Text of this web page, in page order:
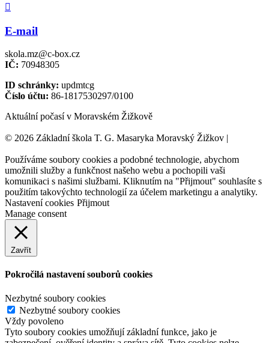

E-mail
skola.mz@c-box.cz
IČ: 70948305
ID schránky: updmtcg
Číslo účtu: 86-1817530297/0100
Aktuální počasí v Moravském Žižkově
© 2026 Základní škola T. G. Masaryka Moravský Žižkov |
Používáme soubory cookies a podobné technologie, abychom
umožnili služby a funkčnost našeho webu a pochopili vaši
komunikaci s našimi službami. Kliknutím na "Přijmout" souhlasíte s
použitím takovýchto technologií za účelem marketingu a analytiky.
Nastavení cookies Přijmout
Manage consent
Zavřít
Pokročilá nastavení souborů cookies
Nezbytné soubory cookies
Nezbytné soubory cookies
Vždy povoleno
Tyto soubory cookies umožňují základní funkce, jako je